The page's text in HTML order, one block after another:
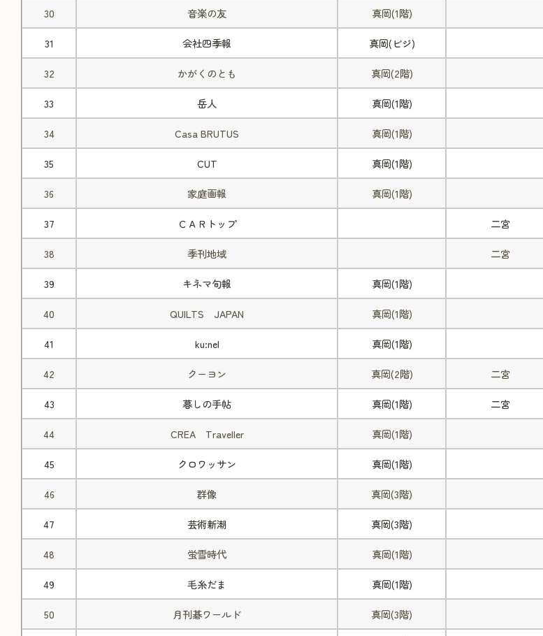
30 音楽の友 真岡(1階)
31 会社四季報 真岡(ビジ)
32 かがくのとも 真岡(2階)
33 岳人 真岡(1階)
34 Casa BRUTUS 真岡(1階)
35 CUT 真岡(1階)
36 家庭画報 真岡(1階)
37 ＣＡＲトップ 二宮
38 季刊地域 二宮
39 キネマ旬報 真岡(1階)
40 QUILTS JAPAN 真岡(1階)
41 ku:nel 真岡(1階)
42 クーヨン 真岡(2階) 二宮
43 暮しの手帖 真岡(1階) 二宮
44 CREA Traveller 真岡(1階)
45 クロワッサン 真岡(1階)
46 群像 真岡(3階)
47 芸術新潮 真岡(3階)
48 蛍雪時代 真岡(1階)
49 毛糸だま 真岡(1階)
50 月刊碁ワールド 真岡(3階)